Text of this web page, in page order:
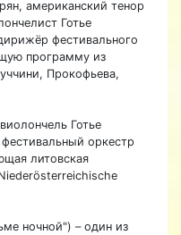
американский тенор
Готье
фестивального
программу из
Прокофьева,
Готье
оркестр
литовская
ночной") – один из